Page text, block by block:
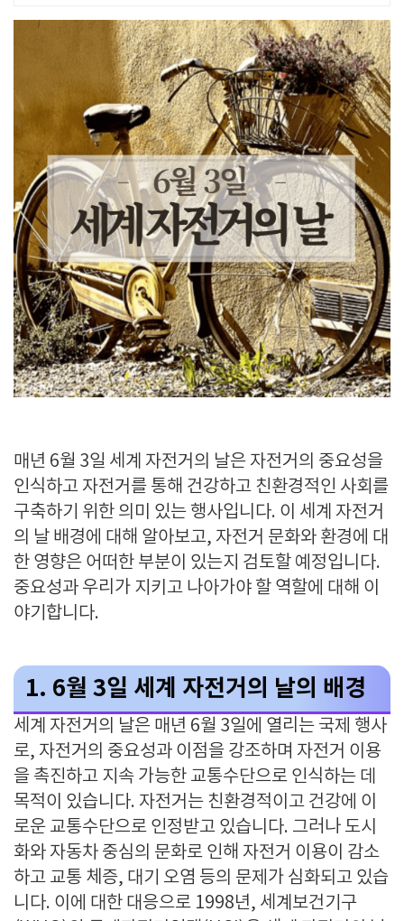
매년 6월 3일 세계 자전거의 날은 자전거의 중요성을
인식하고 자전거를 통해 건강하고 친환경적인 사회를
구축하기 위한 의미 있는 행사입니다. 이 세계 자전거
의 날 배경에 대해 알아보고, 자전거 문화와 환경에 대
한 영향은 어떠한 부분이 있는지 검토할 예정입니다.
중요성과 우리가 지키고 나아가야 할 역할에 대해 이
야기합니다.
1. 6월 3일 세계 자전거의 날의 배경
세계 자전거의 날은 매년 6월 3일에 열리는 국제 행사
로, 자전거의 중요성과 이점을 강조하며 자전거 이용
을 촉진하고 지속 가능한 교통수단으로 인식하는 데
목적이 있습니다. 자전거는 친환경적이고 건강에 이
로운 교통수단으로 인정받고 있습니다. 그러나 도시
화와 자동차 중심의 문화로 인해 자전거 이용이 감소
하고 교통 체증, 대기 오염 등의 문제가 심화되고 있습
니다. 이에 대한 대응으로 1998년, 세계보건기구